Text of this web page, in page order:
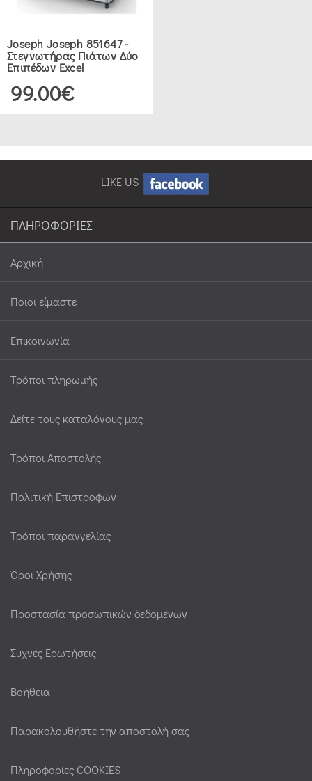
Joseph Joseph 851647 -
Στεγνωτήρας Πιάτων Δύο
Επιπέδων Excel
99.00€
LIKE US
ΠΛΗΡΟΦΟΡΙΕΣ
Αρχική
Ποιοι είμαστε
Επικοινωνία
Τρόποι πληρωμής
Δείτε τους καταλόγους μας
Τρόποι Αποστολής
Πολιτική Επιστροφών
Τρόποι παραγγελίας
Όροι Χρήσης
Προστασία προσωπικών δεδομένων
Συχνές Ερωτήσεις
Βοήθεια
Παρακολουθήστε την αποστολή σας
Πληροφορίες COOKIES